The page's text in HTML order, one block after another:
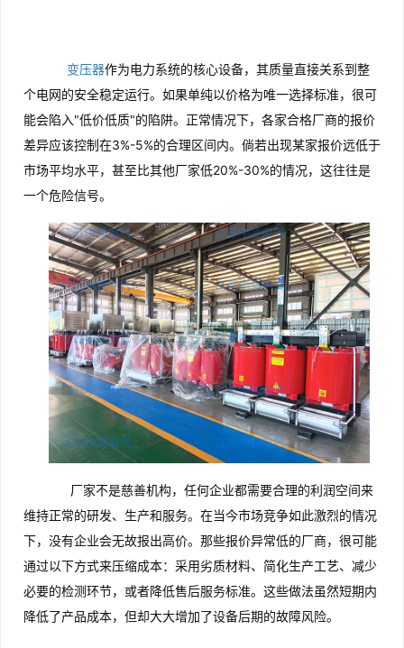
变压器作为电力系统的核心设备，其质量直接关系到整
个电网的安全稳定运行。如果单纯以价格为唯一选择标准，很可
能会陷入"低价低质"的陷阱。正常情况下，各家合格厂商的报价
差异应该控制在3%-5%的合理区间内。倘若出现某家报价远低于
市场平均水平，甚至比其他厂家低20%-30%的情况，这往往是
一个危险信号。
厂家不是慈善机构，任何企业都需要合理的利润空间来
维持正常的研发、生产和服务。在当今市场竞争如此激烈的情况
下，没有企业会无故报出高价。那些报价异常低的厂商，很可能
通过以下方式来压缩成本：采用劣质材料、简化生产工艺、减少
必要的检测环节，或者降低售后服务标准。这些做法虽然短期内
降低了产品成本，但却大大增加了设备后期的故障风险。